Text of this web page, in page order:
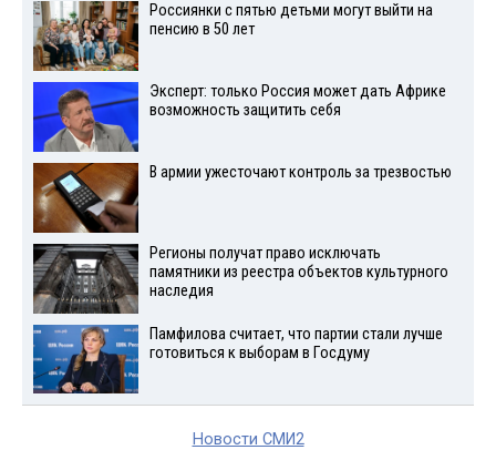
Россиянки с пятью детьми могут выйти на
пенсию в 50 лет
Эксперт: только Россия может дать Африке
возможность защитить себя
В армии ужесточают контроль за трезвостью
Регионы получат право исключать
памятники из реестра объектов культурного
наследия
Памфилова считает, что партии стали лучше
готовиться к выборам в Госдуму
Новости СМИ2